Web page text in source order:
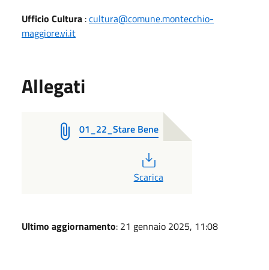
Ufficio Cultura :cultura@comune.montecchio-
maggiore.vi.it
Allegati
01_22_Stare Bene
Scarica
Ultimo aggiornamento: 21 gennaio 2025, 11:08